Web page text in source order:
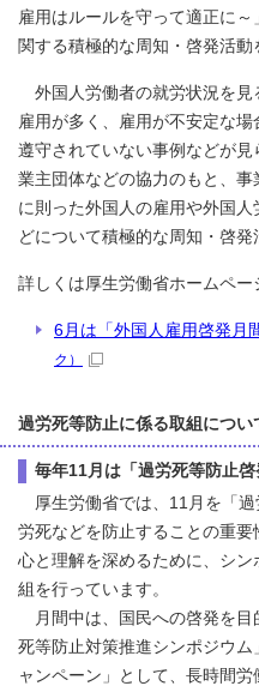
雇用はルールを守って適正に
関する積極的な周知・啓発活動
外国人労働者の就労状況を見
雇用が多く、雇用が不安定な
遵守されていない事例などが
業主団体などの協力のもと、
に則った外国人の雇用や外国
どについて積極的な周知・啓発
詳しくは厚生労働省ホームペー
6月は「外国人雇用啓発月
ク）
過労死等防止に係る取組につい
毎年11月は「過労死等防止
厚生労働省では、11月を「過
労死などを防止することの重
心と理解を深めるために、シ
組を行っています。
月間中は、国民への啓発を目
死等防止対策推進シンポジウ
ャンペーン」として、長時間